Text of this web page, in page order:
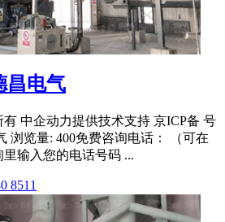
昌电气
中企动力提供技术支持 京ICP备 号
浏览量: 400免费咨询电话： （可在
输入您的电话号码 ...
8511